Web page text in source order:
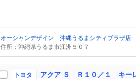
オーシャンデザイン 沖縄うるまシティプラザ店
住所：沖縄県うるま市江洲５０７
トヨタ